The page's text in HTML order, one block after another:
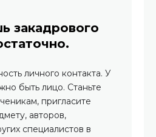
закадрового
личного контакта. У
быть лицо. Станьте
пригласите
авторов,
специалистов в